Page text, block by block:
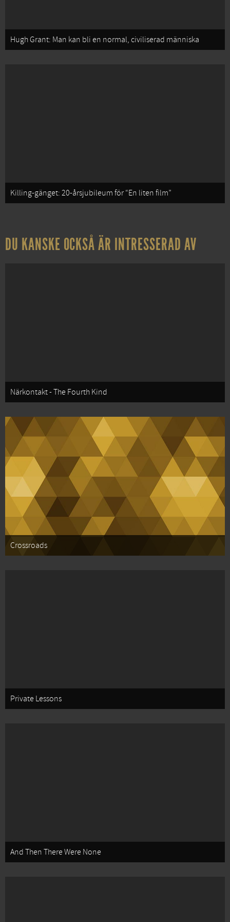
Hugh Grant: Man kan bli en normal, civiliserad människa
Killing-gänget: 20-årsjubileum för “En liten film”
DU KANSKE OCKSÅ ÄR INTRESSERAD AV
Närkontakt - The Fourth Kind
Crossroads
Private Lessons
And Then There Were None